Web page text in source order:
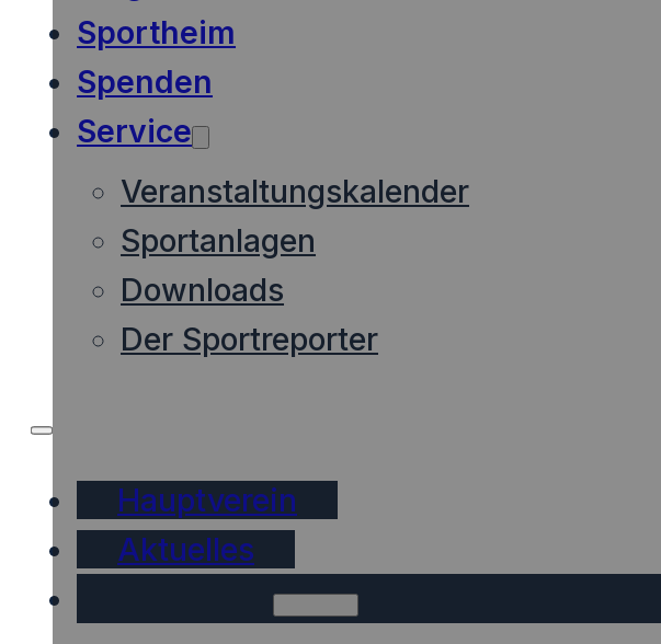
Sportheim
Spenden
Service
Veranstaltungskalender
Sportanlagen
Downloads
Der Sportreporter
Hauptverein
Aktuelles